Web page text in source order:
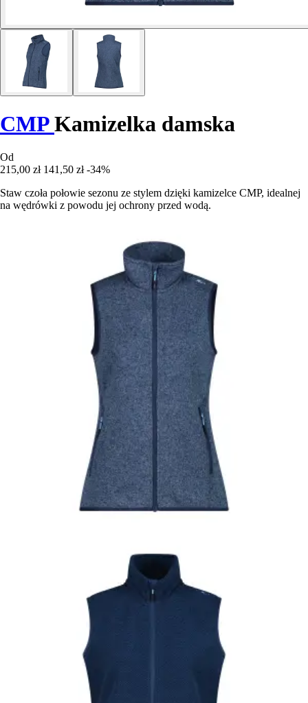
CMPKamizelka damska
Od
215,00 zł 141,50 zł -34%
Staw czoła połowie sezonu ze stylem dzięki kamizelce CMP, idealnej
na wędrówki z powodu jej ochrony przed wodą.